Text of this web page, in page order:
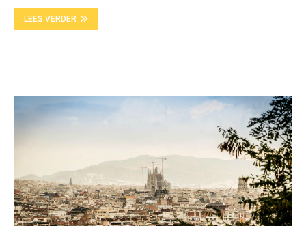
LEES VERDER